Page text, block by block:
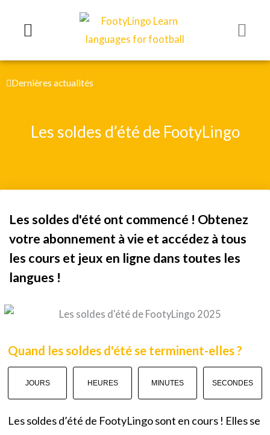
Dernières actualités
Les soldes d’été de FootyLingo
Les soldes d'été ont commencé ! Obtenez
votre abonnement à vie et accédez à tous
les cours et jeux en ligne dans toutes les
langues !
Quand les soldes d'été se terminent-elles ?
JOURS HEURES MINUTES SECONDES
Les soldes d’été de FootyLingo sont en cours ! Elles se